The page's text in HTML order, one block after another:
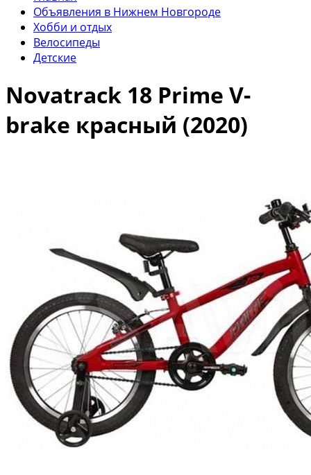
Объявления в Нижнем Новгороде
Хобби и отдых
Велосипеды
Детские
Novatrack 18 Prime V-
brake красный (2020)